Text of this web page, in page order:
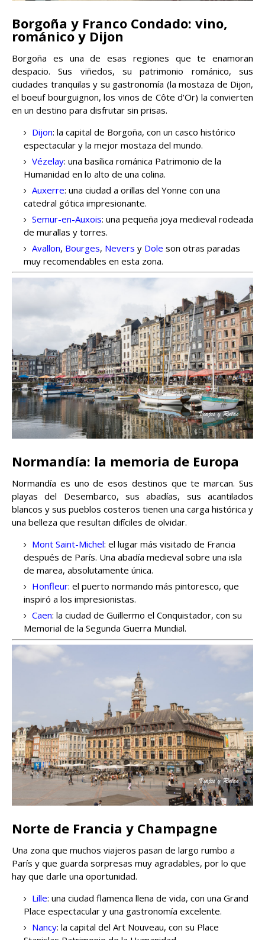
Borgoña y Franco Condado: vino,
románico y Dijon
Borgoña es una de esas regiones que te enamoran
despacio. Sus viñedos, su patrimonio románico, sus
ciudades tranquilas y su gastronomía (la mostaza de Dijon,
el boeuf bourguignon, los vinos de Côte d'Or) la convierten
en un destino para disfrutar sin prisas.
Dijon: la capital de Borgoña, con un casco histórico
espectacular y la mejor mostaza del mundo.
Vézelay: una basílica románica Patrimonio de la
Humanidad en lo alto de una colina.
Auxerre: una ciudad a orillas del Yonne con una
catedral gótica impresionante.
Semur-en-Auxois: una pequeña joya medieval rodeada
de murallas y torres.
Avallon, Bourges, Nevers y Dole son otras paradas
muy recomendables en esta zona.
Normandía: la memoria de Europa
Normandía es uno de esos destinos que te marcan. Sus
playas del Desembarco, sus abadías, sus acantilados
blancos y sus pueblos costeros tienen una carga histórica y
una belleza que resultan difíciles de olvidar.
Mont Saint-Michel: el lugar más visitado de Francia
después de París. Una abadía medieval sobre una isla
de marea, absolutamente única.
Honfleur: el puerto normando más pintoresco, que
inspiró a los impresionistas.
Caen: la ciudad de Guillermo el Conquistador, con su
Memorial de la Segunda Guerra Mundial.
Norte de Francia y Champagne
Una zona que muchos viajeros pasan de largo rumbo a
París y que guarda sorpresas muy agradables, por lo que
hay que darle una oportunidad.
Lille: una ciudad flamenca llena de vida, con una Grand
Place espectacular y una gastronomía excelente.
Nancy: la capital del Art Nouveau, con su Place